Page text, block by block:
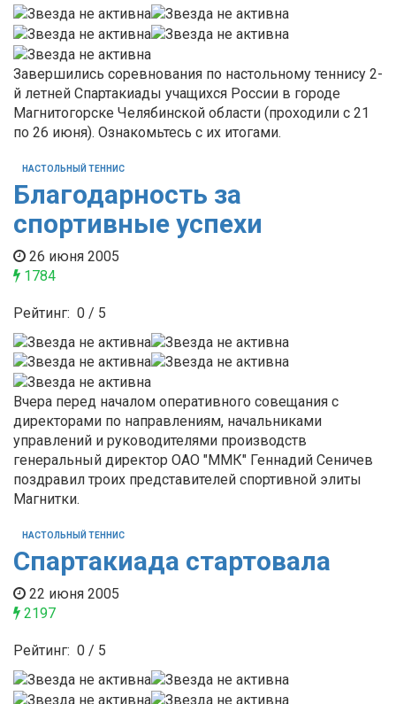
Завершились соревнования по настольному теннису 2-
й летней Спартакиады учащихся России в городе
Магнитогорске Челябинской области (проходили с 21
по 26 июня). Ознакомьтесь с их итогами.
НАСТОЛЬНЫЙ ТЕННИС
Благодарность за
спортивные успехи
26 июня 2005
1784
Рейтинг: 0 / 5
Вчера перед началом оперативного совещания с
директорами по направлениям, начальниками
управлений и руководителями производств
генеральный директор ОАО "ММК" Геннадий Сеничев
поздравил троих представителей спортивной элиты
Магнитки.
НАСТОЛЬНЫЙ ТЕННИС
Спартакиада стартовала
22 июня 2005
2197
Рейтинг: 0 / 5